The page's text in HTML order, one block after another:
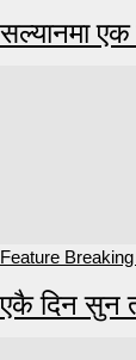
सल्यानमा एक
Feature
एकै दिन सुन